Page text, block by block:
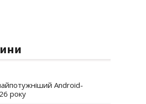
Android-
року